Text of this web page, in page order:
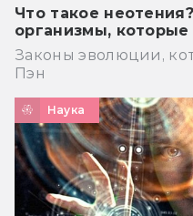
Что такое
организмы, которые
Законы эволюции,
Пэн
Наука